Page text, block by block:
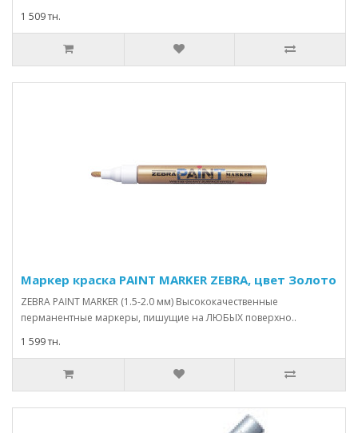
1 509 тн.
Маркер краска PAINT MARKER ZEBRA, цвет Золото
ZEBRA PAINT MARKER (1.5-2.0 мм) Высококачественные
перманентные маркеры, пишущие на ЛЮБЫХ поверхно..
1 599 тн.